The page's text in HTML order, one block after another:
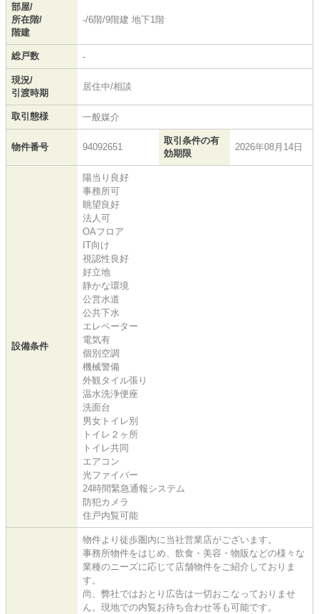
部屋/
所在階/
階建
-/6階/9階建 地下1階
総戸数 -
現況/
引渡時期
居住中/相談
取引態様 一般媒介
物件番号 94092651
取引条件の有
効期限
2026年08月14日
設備条件
陽当り良好
事務所可
眺望良好
法人可
OAフロア
IT向け
視認性良好
好立地
静かな環境
公営水道
公共下水
エレベーター
電気有
個別空調
機械警備
外観タイル張り
温水洗浄便座
洗面台
男女トイレ別
トイレ２ヶ所
トイレ共同
エアコン
光ファイバー
24時間緊急通報システム
防犯カメラ
住戸内覧可能
物件より徒歩圏内に当社営業店がございます。
事務所物件をはじめ、飲食・美容・物販などの様々な
業種のニーズに応じて店舗物件をご紹介しておりま
す。
尚、弊社ではおとり広告は一切おこなっておりませ
ん。現地での内覧お待ち合わせ等も可能です。